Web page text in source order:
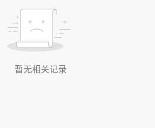
暂无相关记录